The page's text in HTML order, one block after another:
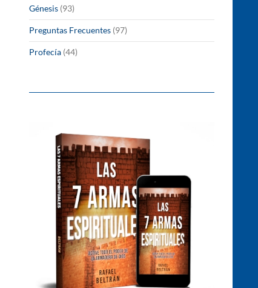
Génesis (93)
Preguntas Frecuentes (97)
Profecía (44)